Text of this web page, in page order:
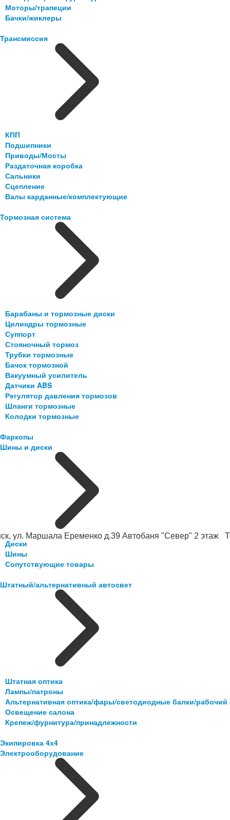
ул. Маршала Еременко д.39 Автобаня "Север" 2 этаж
Моторы/трапеции
Бачки/жиклеры
Трансмиссия
КПП
Подшипники
Приводы/Мосты
Раздаточная коробка
Сальники
Сцепление
Валы карданные/комплектующие
Тормозная система
Барабаны и тормозные диски
Цилиндры тормозные
Суппорт
Стояночный тормоз
Трубки тормозные
Бачок тормозной
Вакуумный усилитель
Датчики ABS
Регулятор давления тормозов
Шланги тормозные
Колодки тормозные
Фаркопы
Шины и диски
Диски
Шины
Сопутствующие товары
Штатный/альтернативный автосвет
Штатная оптика
Лампы/патроны
Альтернативная оптика/фары/светодиодные балки/рабочий
Освещение салона
Крепеж/фурнитура/принадлежности
Экипировка 4х4
Электрооборудование